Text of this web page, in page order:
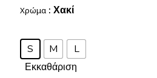
Χρώμα : Χακί
S M
L
Εκκαθάριση